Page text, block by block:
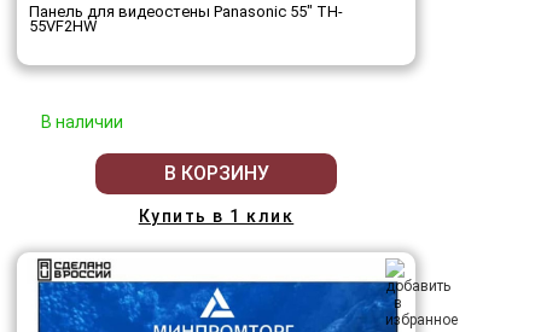
Панель для видеостены Panasonic 55" TH-
55VF2HW
В наличии
В КОРЗИНУ
Купить в 1 клик